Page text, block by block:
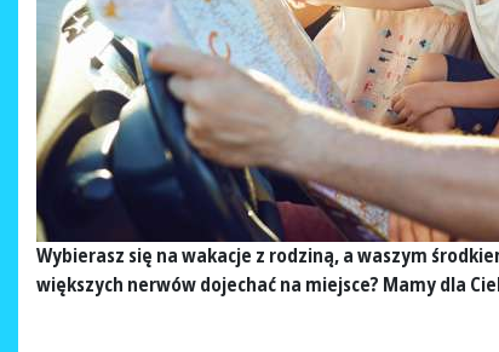
Wybierasz się na wakacje z rodziną, a waszym
większych nerwów dojechać na miejsce? Mamy dla